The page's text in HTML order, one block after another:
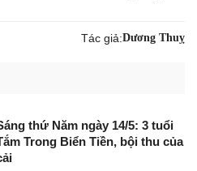
Tác giả:Dương Thuỵ
thứ Năm ngày 14/5: 3 tuổi
Trong Biển Tiền, bội thu của